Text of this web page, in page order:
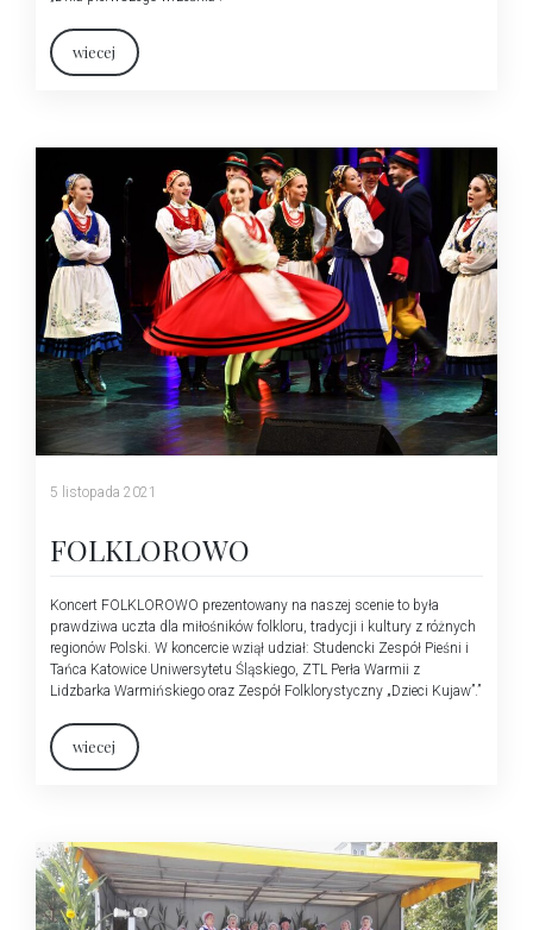
wiecej
5 listopada 2021
FOLKLOROWO
Koncert FOLKLOROWO prezentowany na naszej scenie to była
prawdziwa uczta dla miłośników folkloru, tradycji i kultury z różnych
regionów Polski. W koncercie wziął udział: Studencki Zespół Pieśni i
Tańca Katowice Uniwersytetu Śląskiego, ZTL Perła Warmii z
Lidzbarka Warmińskiego oraz Zespół Folklorystyczny „Dzieci Kujaw”.”
wiecej